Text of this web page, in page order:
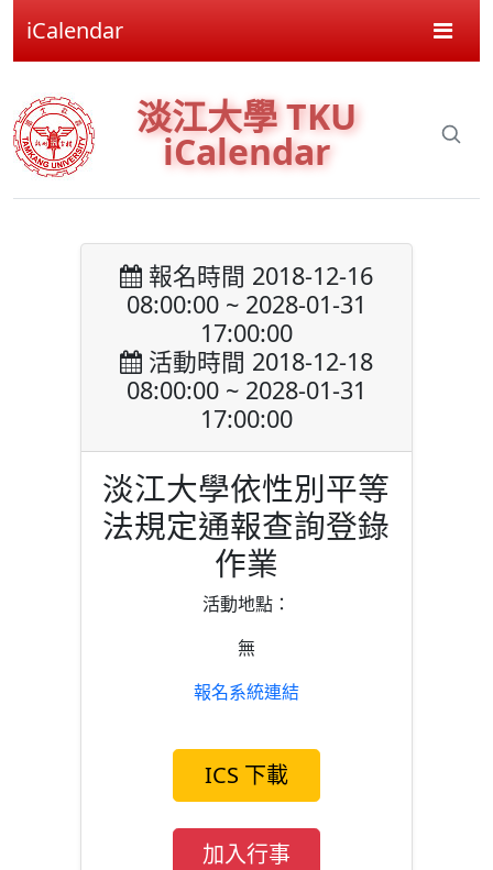
iCalendar
淡江大學 TKU
iCalendar
報名時間 2018-12-16
08:00:00 ~ 2028-01-31
17:00:00
活動時間 2018-12-18
08:00:00 ~ 2028-01-31
17:00:00
淡江大學依性別平等
法規定通報查詢登錄
作業
活動地點：
無
報名系統連結
ICS 下載
加入行事